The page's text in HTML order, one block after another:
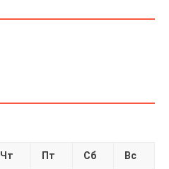
Чт Пт Сб Вс